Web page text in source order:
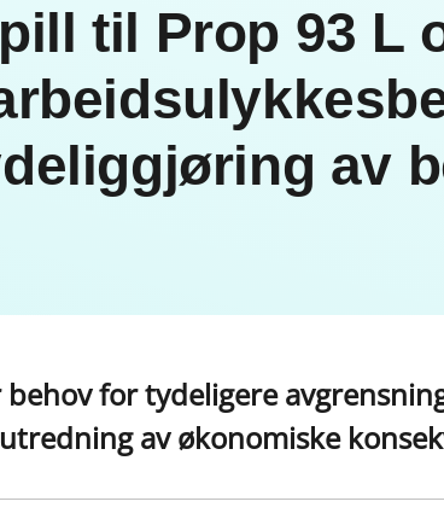
til Prop 93 L
av
for tydeligere
av økonomiske